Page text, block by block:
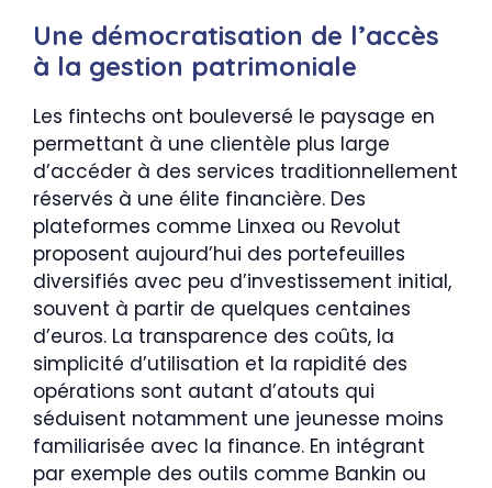
Une démocratisation de l’accès
à la gestion patrimoniale
Les fintechs ont bouleversé le paysage en
permettant à une clientèle plus large
d’accéder à des services traditionnellement
réservés à une élite financière. Des
plateformes comme Linxea ou Revolut
proposent aujourd’hui des portefeuilles
diversifiés avec peu d’investissement initial,
souvent à partir de quelques centaines
d’euros. La transparence des coûts, la
simplicité d’utilisation et la rapidité des
opérations sont autant d’atouts qui
séduisent notamment une jeunesse moins
familiarisée avec la finance. En intégrant
par exemple des outils comme Bankin ou